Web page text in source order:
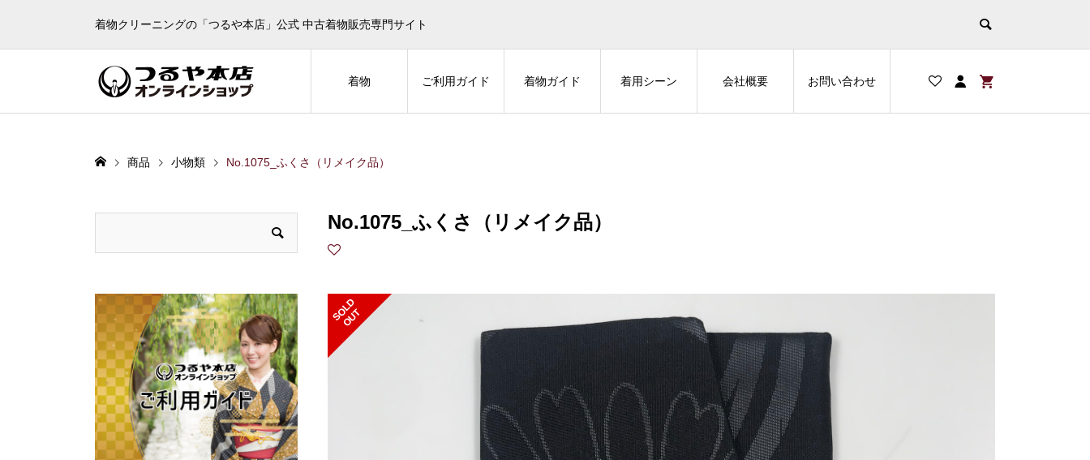
着物クリーニングの「つるや本店」公式 中古着物販売専門サイト
着物 ご利用ガイド 着物ガイド 着用シーン 会社概要 お問い合わせ
商品 小物類 No.1075_ふくさ（リメイク品）
No.1075_ふくさ（リメイク品）
S
O
L
D
O
U
T